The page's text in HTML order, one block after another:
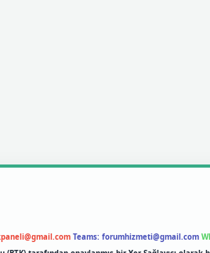
Teams: forumhizmeti@gmail.com